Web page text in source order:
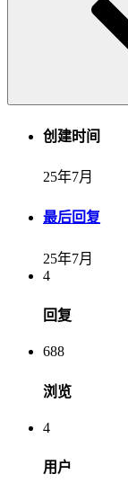
创建时间
25年7月
最后回复
25年7月
4
回复
688
浏览
4
用户